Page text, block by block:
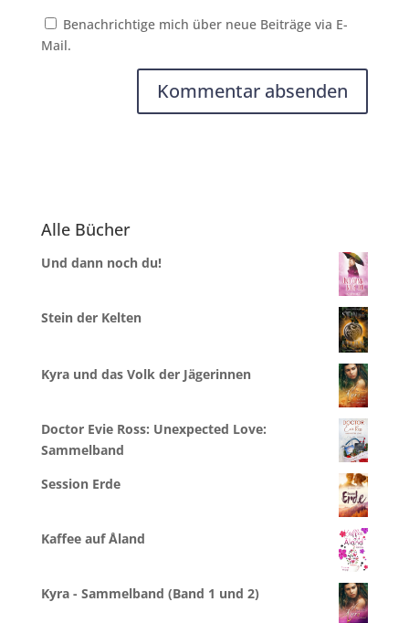
Benachrichtige mich über neue Beiträge via E-
Mail.
n
t
v
Alle Bücher
Und dann noch du!
Stein der Kelten
Kyra und das Volk der Jägerinnen
Doctor Evie Ross: Unexpected Love:
Sammelband
Session Erde
Kaffee auf Åland
Kyra - Sammelband (Band 1 und 2)